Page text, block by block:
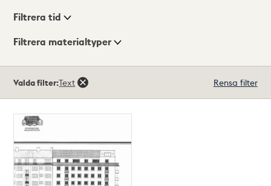
Visningsläge
Filtrera tid
Filtrera materialtyper
träffar
Valda filter:Text Rensa filter